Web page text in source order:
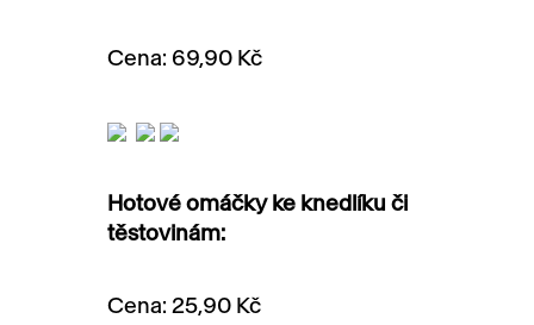
Cena: 69,90 Kč
Hotové omáčky ke knedlíku či
těstovinám:
Cena: 25,90 Kč